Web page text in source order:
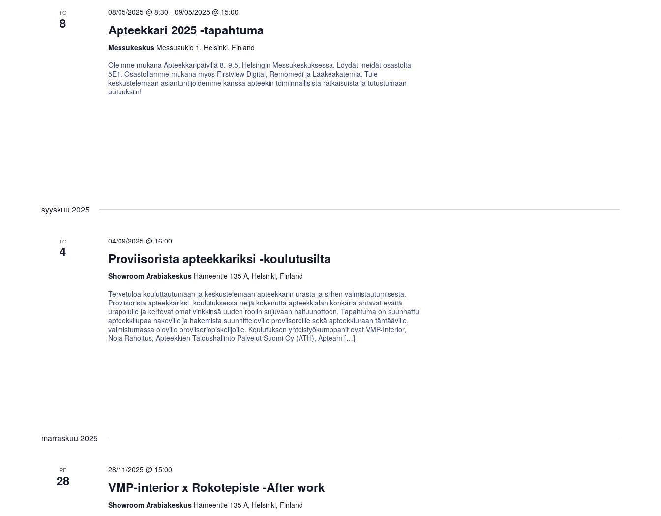
TO
8
08/05/2025 @ 8:30 - 09/05/2025 @ 15:00
Apteekkari 2025 -tapahtuma
Messukeskus Messuaukio 1, Helsinki, Finland
Olemme mukana Apteekkaripäivillä 8.-9.5. Helsingin Messukeskuksessa. Löydät meidät osastolta
5E1. Osastollamme mukana myös Firstview Digital, Remomedi ja Lääkeakatemia. Tule
keskustelemaan asiantuntijoidemme kanssa apteekin toiminnallisista ratkaisuista ja tutustumaan
uutuuksiin!
syyskuu 2025
TO
4
04/09/2025 @ 16:00
Proviisorista apteekkariksi -koulutusilta
Showroom Arabiakeskus Hämeentie 135 A, Helsinki, Finland
Tervetuloa kouluttautumaan ja keskustelemaan apteekkarin urasta ja siihen valmistautumisesta.
Proviisorista apteekkariksi -koulutuksessa neljä kokenutta apteekkialan konkaria antavat eväitä
urapolulle ja kertovat omat vinkkinsä uuden roolin sujuvaan haltuunottoon. Tapahtuma on suunnattu
apteekkilupaa hakeville ja hakemista suunnitteleville proviisoreille sekä apteekkiuraan tähtääville,
valmistumassa oleville proviisoriopiskelijoille. Koulutuksen yhteistyökumppanit ovat VMP-Interior,
Noja Rahoitus, Apteekkien Taloushallinto Palvelut Suomi Oy (ATH), Apteam […]
marraskuu 2025
PE
28
28/11/2025 @ 15:00
VMP-interior x Rokotepiste -After work
Showroom Arabiakeskus Hämeentie 135 A, Helsinki, Finland